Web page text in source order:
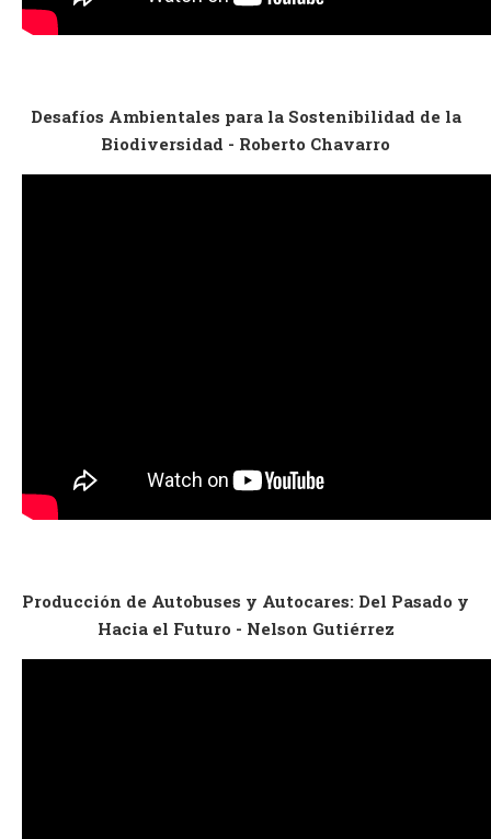
Desafíos Ambientales para la Sostenibilidad de la
Biodiversidad - Roberto Chavarro
Producción de Autobuses y Autocares: Del Pasado y
Hacia el Futuro - Nelson Gutiérrez